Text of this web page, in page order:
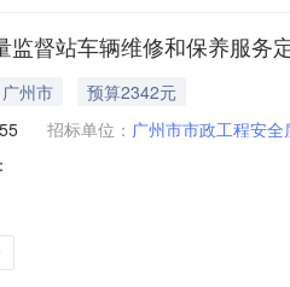
监督站车辆维修和保养服务
州市
预算2342元
招标单位： 广州市市政工程安